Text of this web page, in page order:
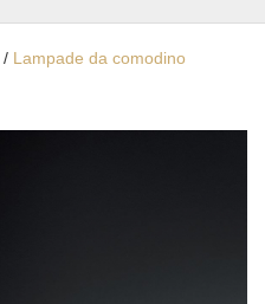
/ Lampade da comodino